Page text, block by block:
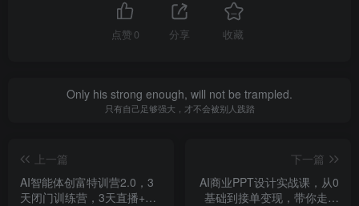
点赞 0 分享 收藏
Only his strong enough, will not be trampled.
只有自己足够强大，才不会被别人践踏
上一篇
AI智能体创富特训营2.0，3
天闭门训练营，3天直播+视
下一篇
AI商业PPT设计实战课，从0
基础到接单变现，带你走进